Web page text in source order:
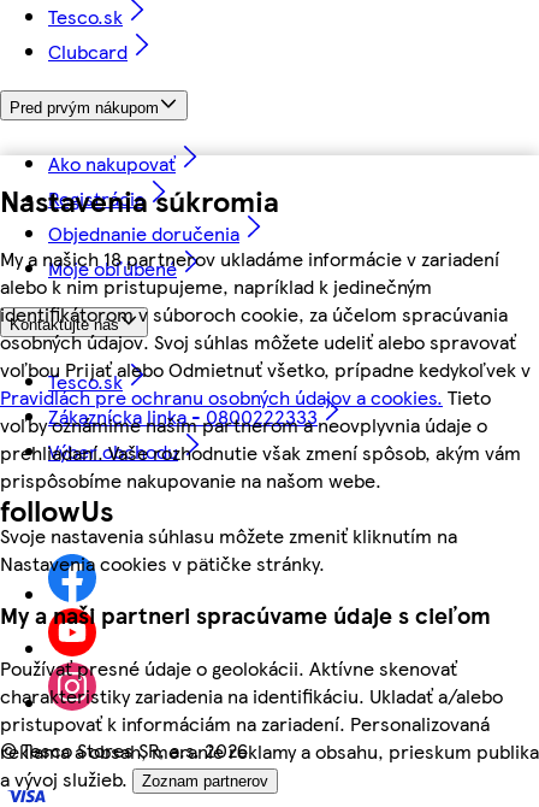
Nastavenia súkromia
My a našich 18 partnerov ukladáme informácie v zariadení
alebo k nim pristupujeme, napríklad k jedinečným
identifikátorom v súboroch cookie, za účelom spracúvania
osobných údajov. Svoj súhlas môžete udeliť alebo spravovať
voľbou Prijať alebo Odmietnuť všetko, prípadne kedykoľvek v
Pravidlách pre ochranu osobných údajov a cookies. Tieto
voľby oznámime našim partnerom a neovplyvnia údaje o
prehliadaní. Vaše rozhodnutie však zmení spôsob, akým vám
prispôsobíme nakupovanie na našom webe.
Svoje nastavenia súhlasu môžete zmeniť kliknutím na
Nastavenia cookies v pätičke stránky.
My a naši partneri spracúvame údaje s cieľom
Používať presné údaje o geolokácii. Aktívne skenovať
charakteristiky zariadenia na identifikáciu. Ukladať a/alebo
pristupovať k informáciám na zariadení. Personalizovaná
reklama a obsah, meranie reklamy a obsahu, prieskum publika
a vývoj služieb.
Zoznam partnerov
Tesco.sk
Clubcard
Pred prvým nákupom
Ako nakupovať
Registrácia
Objednanie doručenia
Moje obľúbené
Kontaktujte nás
Tesco.sk
Zákaznícka linka - 0800222333
Výber obchodu
followUs
©Tesco Stores SR, a.s. 2026